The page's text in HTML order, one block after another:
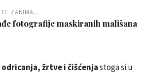
ZANIMA...
fotografije maskiranih mališana
žrtve i čišćenjastoga si u